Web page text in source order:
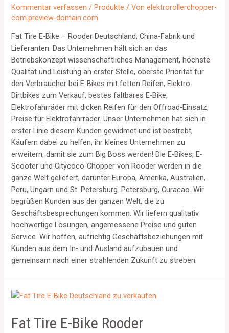
Kommentar verfassen /Produkte / Vonelektrorollerchopper-
com.preview-domain.com
Fat Tire E-Bike – Rooder Deutschland, China-Fabrik und
Lieferanten. Das Unternehmen hält sich an das
Betriebskonzept wissenschaftliches Management, höchste
Qualität und Leistung an erster Stelle, oberste Priorität für
den Verbraucher bei E-Bikes mit fetten Reifen, Elektro-
Dirtbikes zum Verkauf, bestes faltbares E-Bike,
Elektrofahrräder mit dicken Reifen für den Offroad-Einsatz,
Preise für Elektrofahrräder. Unser Unternehmen hat sich in
erster Linie diesem Kunden gewidmet und ist bestrebt,
Käufern dabei zu helfen, ihr kleines Unternehmen zu
erweitern, damit sie zum Big Boss werden! Die E-Bikes, E-
Scooter und Citycoco-Chopper von Rooder werden in die
ganze Welt geliefert, darunter Europa, Amerika, Australien,
Peru, Ungarn und St. Petersburg. Petersburg, Curacao. Wir
begrüßen Kunden aus der ganzen Welt, die zu
Geschäftsbesprechungen kommen. Wir liefern qualitativ
hochwertige Lösungen, angemessene Preise und guten
Service. Wir hoffen, aufrichtig Geschäftsbeziehungen mit
Kunden aus dem In- und Ausland aufzubauen und
gemeinsam nach einer strahlenden Zukunft zu streben.
Fat Tire E-Bike Rooder